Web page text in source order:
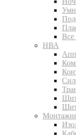
Все
НВА